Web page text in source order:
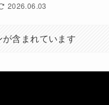
2026.06.03
含まれています